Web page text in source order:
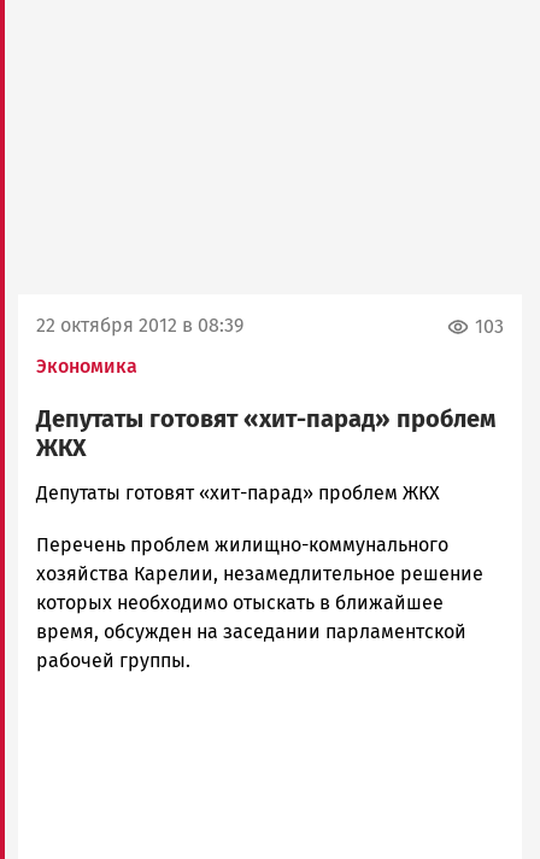
22 октября 2012 в 08:39
Экономика
103
Депутаты готовят «хит-парад» проблем
ЖКХ
admintimur
Петрозаводска
и
Карелии
|
Петрозаводск
ГОВОРИТ
Депутаты готовят «хит-парад» проблем ЖКХ
Перечень проблем жилищно-коммунального
хозяйства Карелии, незамедлительное решение
которых необходимо отыскать в ближайшее
время, обсужден на заседании парламентской
рабочей группы.